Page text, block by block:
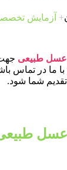
+ آزمایش
عسل طبیعی
ما در تماس
شما شود.
عسل